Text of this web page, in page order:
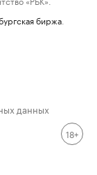
биржа
данных
18+